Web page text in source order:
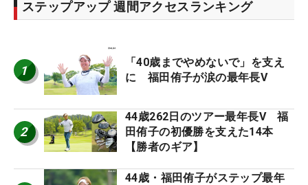
ステップアップ 週間アクセスランキング
1
「40歳までやめないで」を支え
に 福田侑子が涙の最年長V
2
44歳262日のツアー最年長V 福
田侑子の初優勝を支えた14本
【勝者のギア】
44歳・福田侑子がステップ最年